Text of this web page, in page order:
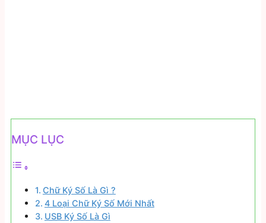
MỤC LỤC
Chữ Ký Số Là Gì ?
4 Loại Chữ Ký Số Mới Nhất
USB Ký Số Là Gì